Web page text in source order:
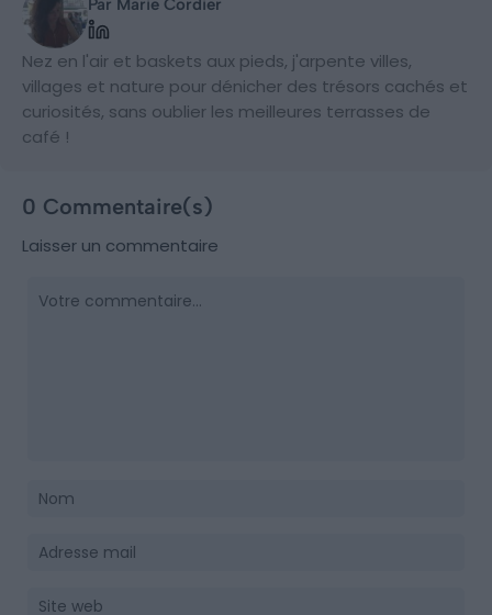
Par Marie Cordier
Nez en l'air et baskets aux pieds, j'arpente villes,
villages et nature pour dénicher des trésors cachés et
curiosités, sans oublier les meilleures terrasses de
café !
0 Commentaire(s)
Laisser un commentaire